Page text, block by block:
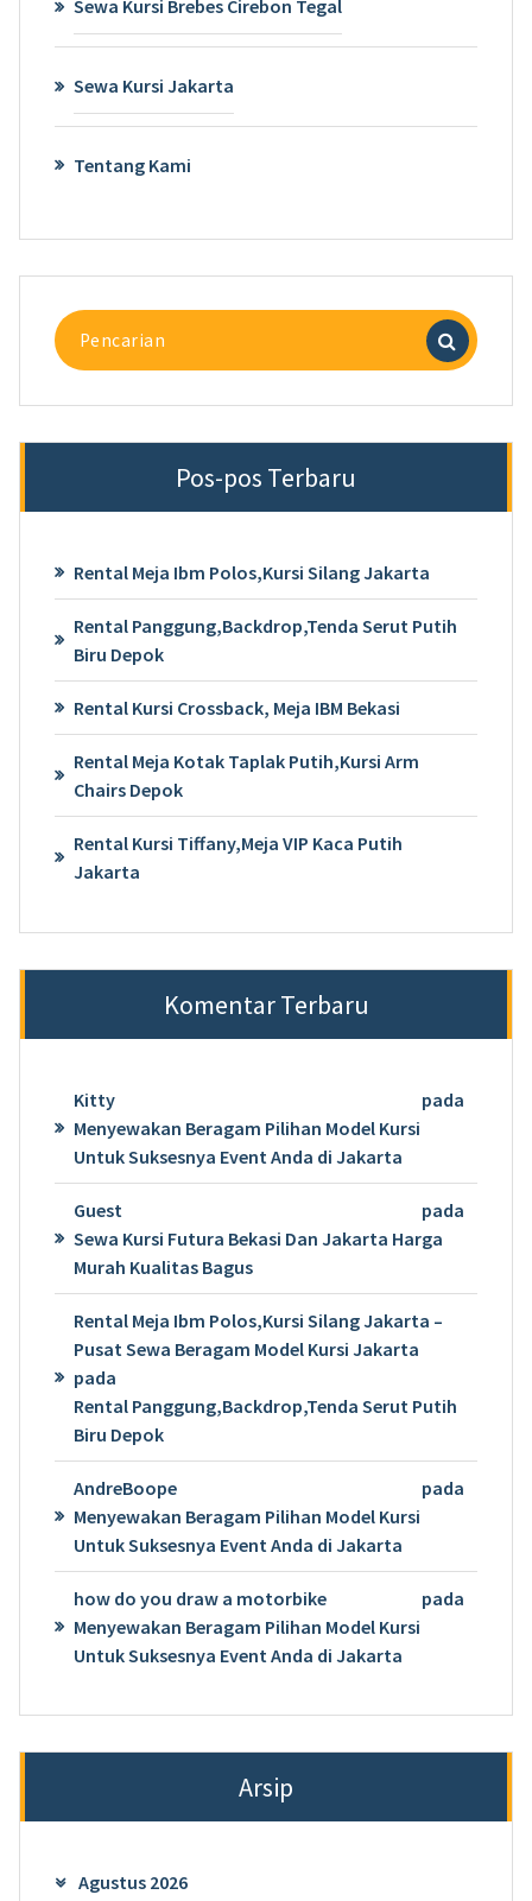
Sewa Kursi Brebes Cirebon Tegal
Sewa Kursi Jakarta
Tentang Kami
Pencarian
untuk:
Pos-pos Terbaru
Rental Meja Ibm Polos,Kursi Silang Jakarta
Rental Panggung,Backdrop,Tenda Serut Putih
Biru Depok
Rental Kursi Crossback, Meja IBM Bekasi
Rental Meja Kotak Taplak Putih,Kursi Arm
Chairs Depok
Rental Kursi Tiffany,Meja VIP Kaca Putih
Jakarta
Komentar Terbaru
Kitty
pada
Menyewakan Beragam Pilihan Model Kursi
Untuk Suksesnya Event Anda di Jakarta
Guest
pada
Sewa Kursi Futura Bekasi Dan Jakarta Harga
Murah Kualitas Bagus
Rental Meja Ibm Polos,Kursi Silang Jakarta –
Pusat Sewa Beragam Model Kursi Jakarta
pada
Rental Panggung,Backdrop,Tenda Serut Putih
Biru Depok
AndreBoope
pada
Menyewakan Beragam Pilihan Model Kursi
Untuk Suksesnya Event Anda di Jakarta
how do you draw a motorbike
pada
Menyewakan Beragam Pilihan Model Kursi
Untuk Suksesnya Event Anda di Jakarta
Arsip
Agustus 2026